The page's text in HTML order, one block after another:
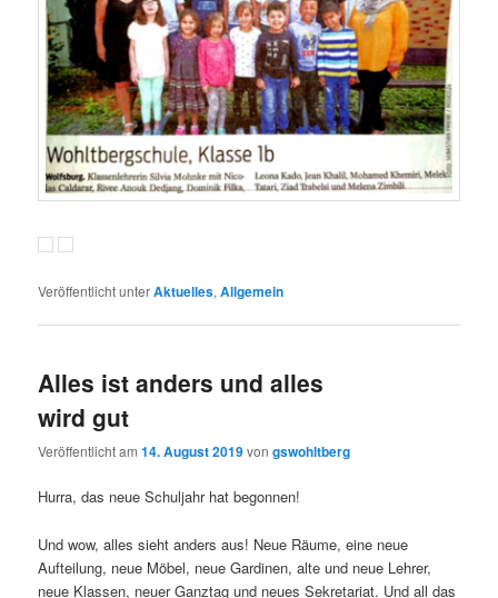
Veröffentlicht unterAktuelles,Allgemein
Alles ist anders und alles
wird gut
Veröffentlicht am14. August 2019vongswohltberg
Hurra, das neue Schuljahr hat begonnen!
Und wow, alles sieht anders aus! Neue Räume, eine neue
Aufteilung, neue Möbel, neue Gardinen, alte und neue Lehrer,
neue Klassen, neuer Ganztag und neues Sekretariat. Und all das